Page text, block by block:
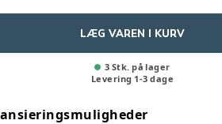
LÆG VAREN I KURV
3 Stk. på lager
Levering 1-3 dage